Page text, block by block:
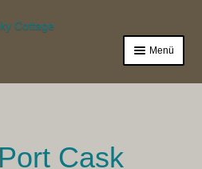
Menü
Cask